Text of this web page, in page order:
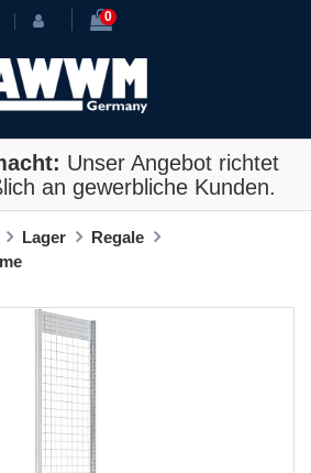
0
Unser Angebot richtet
an gewerbliche Kunden.
Lager
Regale